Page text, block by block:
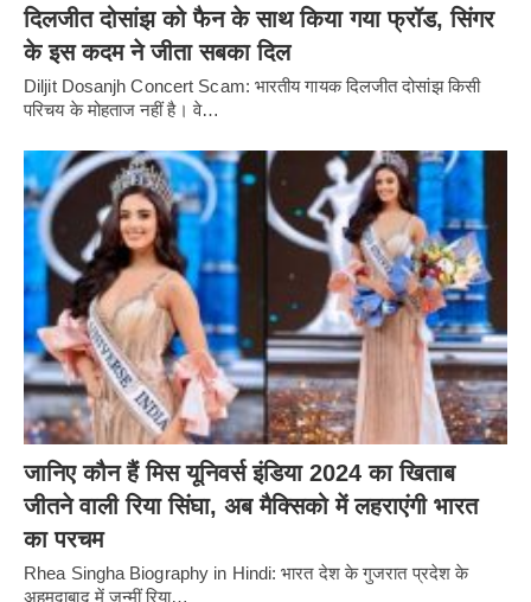
दिलजीत दोसांझ को फैन के साथ किया गया फ्रॉड, सिंगर
के इस कदम ने जीता सबका दिल
Diljit Dosanjh Concert Scam: भारतीय गायक दिलजीत दोसांझ किसी
परिचय के मोहताज नहीं है। वे…
जानिए कौन हैं मिस यूनिवर्स इंडिया 2024 का खिताब
जीतने वाली रिया सिंघा, अब मैक्सिको में लहराएंगी भारत
का परचम
Rhea Singha Biography in Hindi: भारत देश के गुजरात प्रदेश के
अहमदाबाद में जन्मीं रिया…